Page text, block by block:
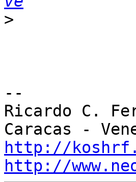
>
--
Ricardo C.
http://
http://